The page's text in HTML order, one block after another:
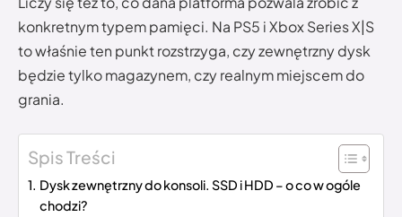
konkretnym typem pamięci. Na PS5 i Xbox Series X|S
to właśnie ten punkt rozstrzyga, czy zewnętrzny dysk
będzie tylko magazynem, czy realnym miejscem do
grania.
Spis Treści
Dysk zewnętrzny do konsoli. SSD i HDD – o co w ogóle
chodzi?